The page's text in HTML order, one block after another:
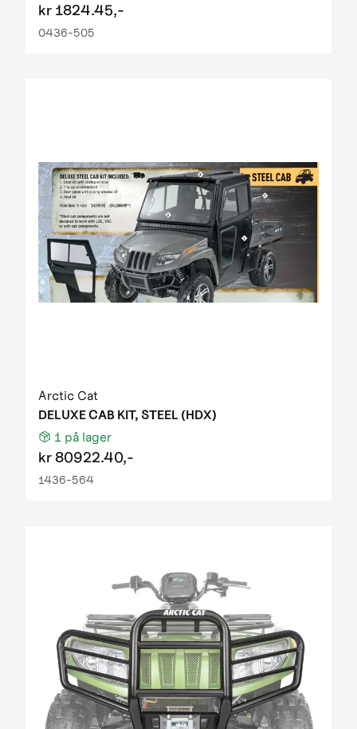
kr 1824.45,-
0436-505
Arctic Cat
DELUXE CAB KIT, STEEL (HDX)
1 på lager
kr80922.40,-
1436-564